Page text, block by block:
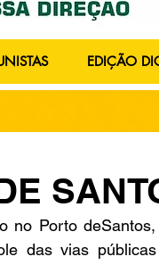
EDIÇÃO
no Porto
das vias